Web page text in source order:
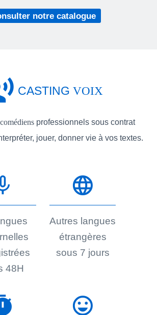
notre catalogue
CASTING VOIX
professionnels sous contrat
jouer, donner vie à vos textes.
48H
language
Autres langues
étrangères
sous 7 jours
sentiment_very_satisfied